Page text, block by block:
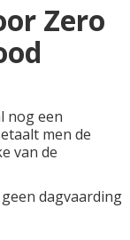
Zero
nog een
men de
van de
dagvaarding